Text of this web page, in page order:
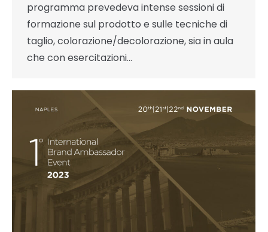
programma prevedeva intense sessioni di
formazione sul prodotto e sulle tecniche di
taglio, colorazione/decolorazione, sia in aula
che con esercitazioni…